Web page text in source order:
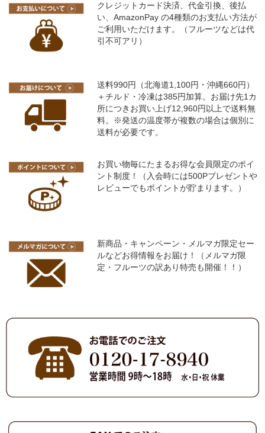
クレジットカード決済、代金引換、後払
い、AmazonPay の4種類のお支払い方法が
ご利用いただけます。（フルーツなどは代
引不可アリ）
送料990円（北海道1,100円・沖縄660円）
＋チルド・冷凍は385円加算。お届け先1カ
所につきお買い上げ12,960円以上で送料無
料。※発送の温度帯が複数の場合は個別に
送料が必要です。
お買い物毎にたまるお得な会員限定のポイ
ント制度！（入会時には500Pプレゼントや
レビューでもポイントが貯まります。）
新商品・キャンペーン・メルマガ限定セー
ルなどお得情報をお届け！（メルマガ限
定・フルーツの訳あり特売も開催！！）